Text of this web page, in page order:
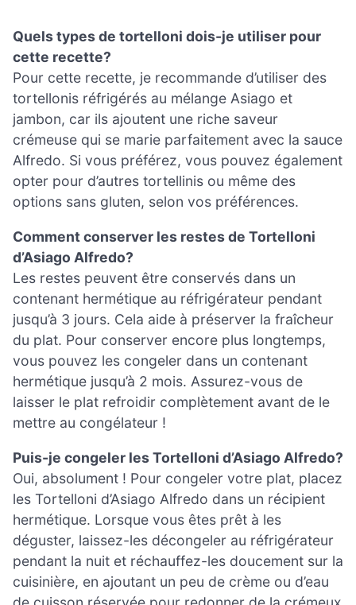
Quels types de tortelloni dois-je utiliser pour
cette recette?
Pour cette recette, je recommande d’utiliser des
tortellonis réfrigérés au mélange Asiago et
jambon, car ils ajoutent une riche saveur
crémeuse qui se marie parfaitement avec la sauce
Alfredo. Si vous préférez, vous pouvez également
opter pour d’autres tortellinis ou même des
options sans gluten, selon vos préférences.
Comment conserver les restes de Tortelloni
d’Asiago Alfredo?
Les restes peuvent être conservés dans un
contenant hermétique au réfrigérateur pendant
jusqu’à 3 jours. Cela aide à préserver la fraîcheur
du plat. Pour conserver encore plus longtemps,
vous pouvez les congeler dans un contenant
hermétique jusqu’à 2 mois. Assurez-vous de
laisser le plat refroidir complètement avant de le
mettre au congélateur !
Puis-je congeler les Tortelloni d’Asiago Alfredo?
Oui, absolument ! Pour congeler votre plat, placez
les Tortelloni d’Asiago Alfredo dans un récipient
hermétique. Lorsque vous êtes prêt à les
déguster, laissez-les décongeler au réfrigérateur
pendant la nuit et réchauffez-les doucement sur la
cuisinière, en ajoutant un peu de crème ou d’eau